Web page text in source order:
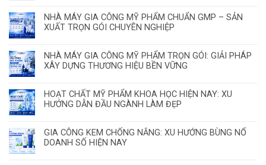
NHÀ MÁY GIA CÔNG MỸ PHẨM CHUẨN GMP – SẢN
XUẤT TRỌN GÓI CHUYÊN NGHIỆP
NHÀ MÁY GIA CÔNG MỸ PHẨM TRỌN GÓI: GIẢI PHÁP
XÂY DỰNG THƯƠNG HIỆU BỀN VỮNG
HOẠT CHẤT MỸ PHẨM KHOA HỌC HIỆN NAY: XU
HƯỚNG DẪN ĐẦU NGÀNH LÀM ĐẸP
GIA CÔNG KEM CHỐNG NẮNG: XU HƯỚNG BÙNG NỔ
DOANH SỐ HIỆN NAY